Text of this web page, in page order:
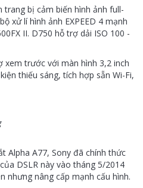
trang bị cảm biến hình ảnh full-
xử lí hình ảnh EXPEED 4 mạnh
II. D750 hỗ trợ dải ISO 100 -
xem trước với màn hình 3,2 inch
thiếu sáng, tích hợp sẵn Wi-Fi,
Alpha A77, Sony đã chính thức
DSLR này vào tháng 5/2014
nhưng nâng cấp mạnh cấu hình.